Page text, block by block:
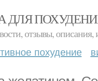
ДЛЯ
отзывы,
похудение